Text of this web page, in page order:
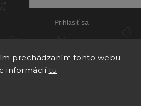
prechádzaním tohto webu
informácií tu.
Prihlásiť sa